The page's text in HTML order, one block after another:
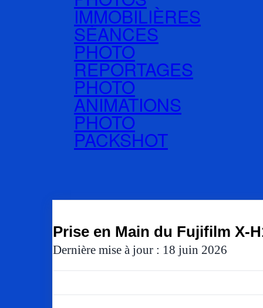
IMMOBILIÈRES
SÉANCES
PHOTO
REPORTAGES
PHOTO
ANIMATIONS
PHOTO
PACKSHOT
Prise en Main du Fujifilm X-
Dernière mise à jour : 18 juin 2026